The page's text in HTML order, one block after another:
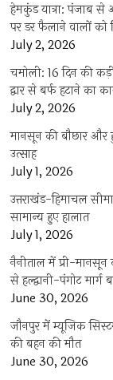
हेमकुंड यात्रा: पंजाब
पर डर फैलाने वालों को
July 2, 2026
चमोली: 16 दिन की
द्वार से बर्फ हटाने का
July 2, 2026
मानसून की बौछार और
उत्साह
July 1, 2026
उत्तराखंड-हिमाचल
सामान्य हुए हालात
July 1, 2026
नैनीताल में प्री-
से हल्द्वानी-पंगोट मार्ग
June 30, 2026
जौनपुर में म्यूजिक
की बहन की मौत
June 30, 2026